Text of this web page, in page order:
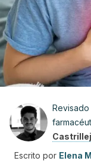
Escrito por Elena